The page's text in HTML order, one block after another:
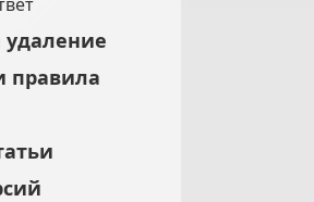
удаление
правила